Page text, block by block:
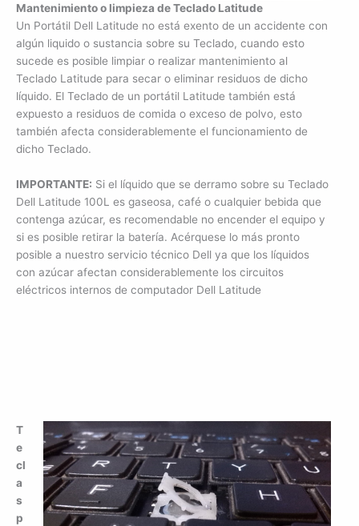
Mantenimiento o limpieza de Teclado Latitude
Un Portátil Dell Latitude no está exento de un accidente con
algún liquido o sustancia sobre su Teclado, cuando esto
sucede es posible limpiar o realizar mantenimiento al
Teclado Latitude para secar o eliminar residuos de dicho
líquido. El Teclado de un portátil Latitude también está
expuesto a residuos de comida o exceso de polvo, esto
también afecta considerablemente el funcionamiento de
dicho Teclado.
IMPORTANTE: Si el líquido que se derramo sobre su Teclado
Dell Latitude 100L es gaseosa, café o cualquier bebida que
contenga azúcar, es recomendable no encender el equipo y
si es posible retirar la batería. Acérquese lo más pronto
posible a nuestro servicio técnico Dell ya que los líquidos
con azúcar afectan considerablemente los circuitos
eléctricos internos de computador Dell Latitude
T
e
cl
a
s
p